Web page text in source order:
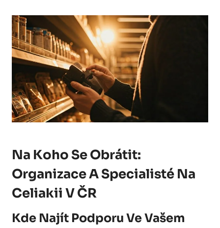
Na Koho Se Obrátit:
Organizace A Specialisté Na
Celiakii V ČR
Kde Najít Podporu Ve Vašem